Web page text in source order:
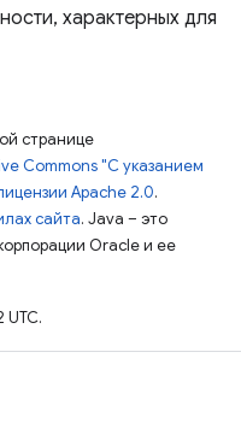
характерных для
странице
Commons "С указанием
Apache 2.0.
сайта. Java – это
Oracle и ее